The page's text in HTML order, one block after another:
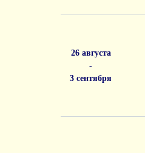
26 августа
-
3 сентября